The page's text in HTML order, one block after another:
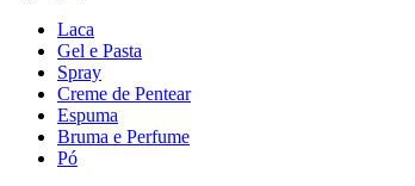
Laca
Gel e Pasta
Spray
Creme de Pentear
Espuma
Bruma e Perfume
Pó